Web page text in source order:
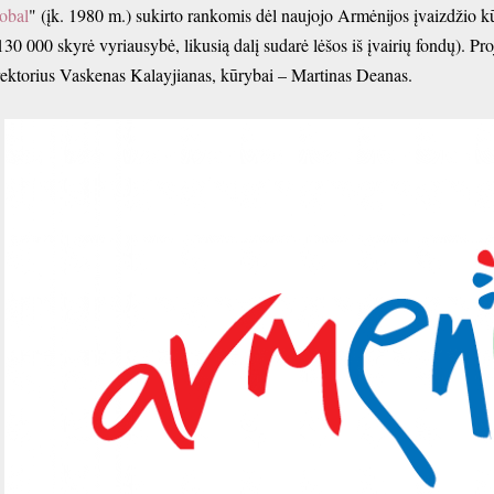
" (įk. 1980 m.) sukirto rankomis dėl naujojo Armėnijos įvaizdžio
000 skyrė vyriausybė, likusią dalį sudarė lėšos iš įvairių fondų).
Vaskenas Kalayjianas, kūrybai – Martinas Deanas.